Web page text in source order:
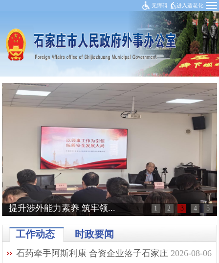
无障碍 进入适老化
提升涉外能力素养 筑牢领... 1 2 3 4 5
工作动态 时政要闻
石药牵手阿斯利康 合资企业落子石家庄 2026-08-06